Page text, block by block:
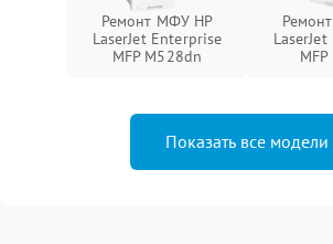
Ремонт МФУ HP
LaserJet Enterprise
MFP M528dn
Показать все модели